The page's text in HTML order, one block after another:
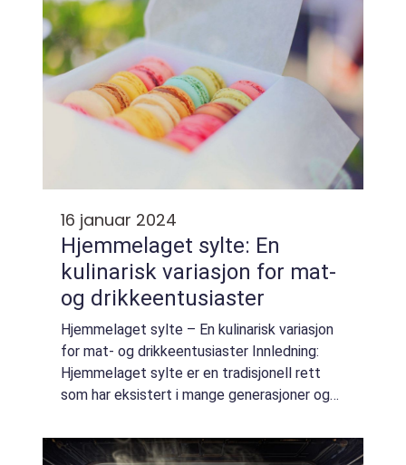
16 januar 2024
Hjemmelaget sylte: En
kulinarisk variasjon for mat-
og drikkeentusiaster
Hjemmelaget sylte – En kulinarisk variasjon
for mat- og drikkeentusiaster Innledning:
Hjemmelaget sylte er en tradisjonell rett
som har eksistert i mange generasjoner og
drikkeentusiaster. Denne artikkelen gir ...